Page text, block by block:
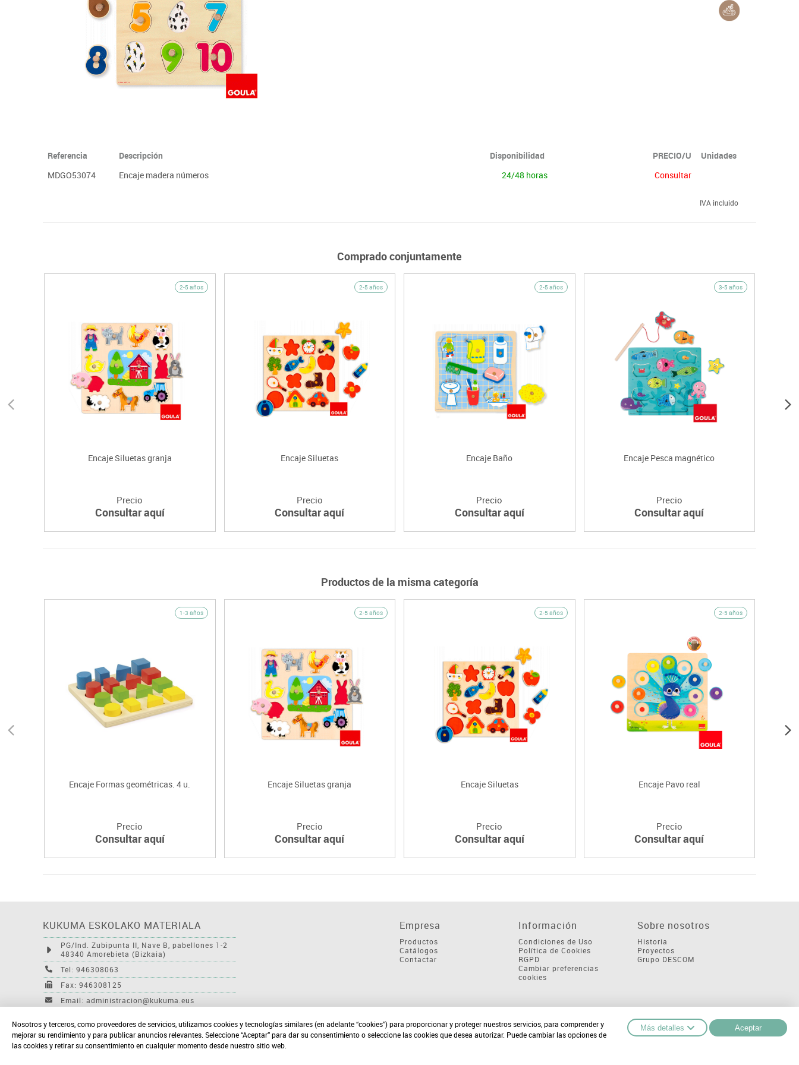
Plastifica, encuaderna, destruye
Papel y manipulados
Referencia Descripción Disponibilidad PRECIO/U
Unidades
MDGO53074
Encaje madera números 24/48 horas Consultar
IVA incluido
Comprado conjuntamente
2-5 años
Encaje Siluetas granja
Precio
Consultar aquí
2-5 años
Encaje Siluetas
Precio
Consultar aquí
2-5 años
Encaje Baño
Precio
Consultar aquí
3-5 años
Encaje Pesca magnético
Precio
Consultar aquí
Productos de la misma categoría
1-3 años
Encaje Formas geométricas. 4 u.
Precio
Consultar aquí
2-5 años
Encaje Siluetas granja
Precio
Consultar aquí
2-5 años
Encaje Siluetas
Precio
Consultar aquí
2-5 años
Encaje Pavo real
Precio
Consultar aquí
KUKUMA ESKOLAKO MATERIALA
PG/Ind. Zubipunta II, Nave B, pabellones 1-2
48340 Amorebieta (Bizkaia)
Tel: 946308063
Fax: 946308125
Email: administracion@kukuma.eus
Empresa
Productos
Catálogos
Contactar
Información
Condiciones de Uso
Política de Cookies
RGPD
Cambiar preferencias
cookies
Sobre nosotros
Historia
Proyectos
Grupo DESCOM
Nosotros y terceros, como proveedores de servicios, utilizamos cookies y tecnologías similares (en adelante “cookies”) para proporcionar y proteger nuestros servicios, para comprender y
mejorar su rendimiento y para publicar anuncios relevantes. Seleccione “Aceptar” para dar su consentimiento o seleccione las cookies que desea autorizar. Puede cambiar las opciones de
las cookies y retirar su consentimiento en cualquier momento desde nuestro sitio web.
Más detalles Aceptar